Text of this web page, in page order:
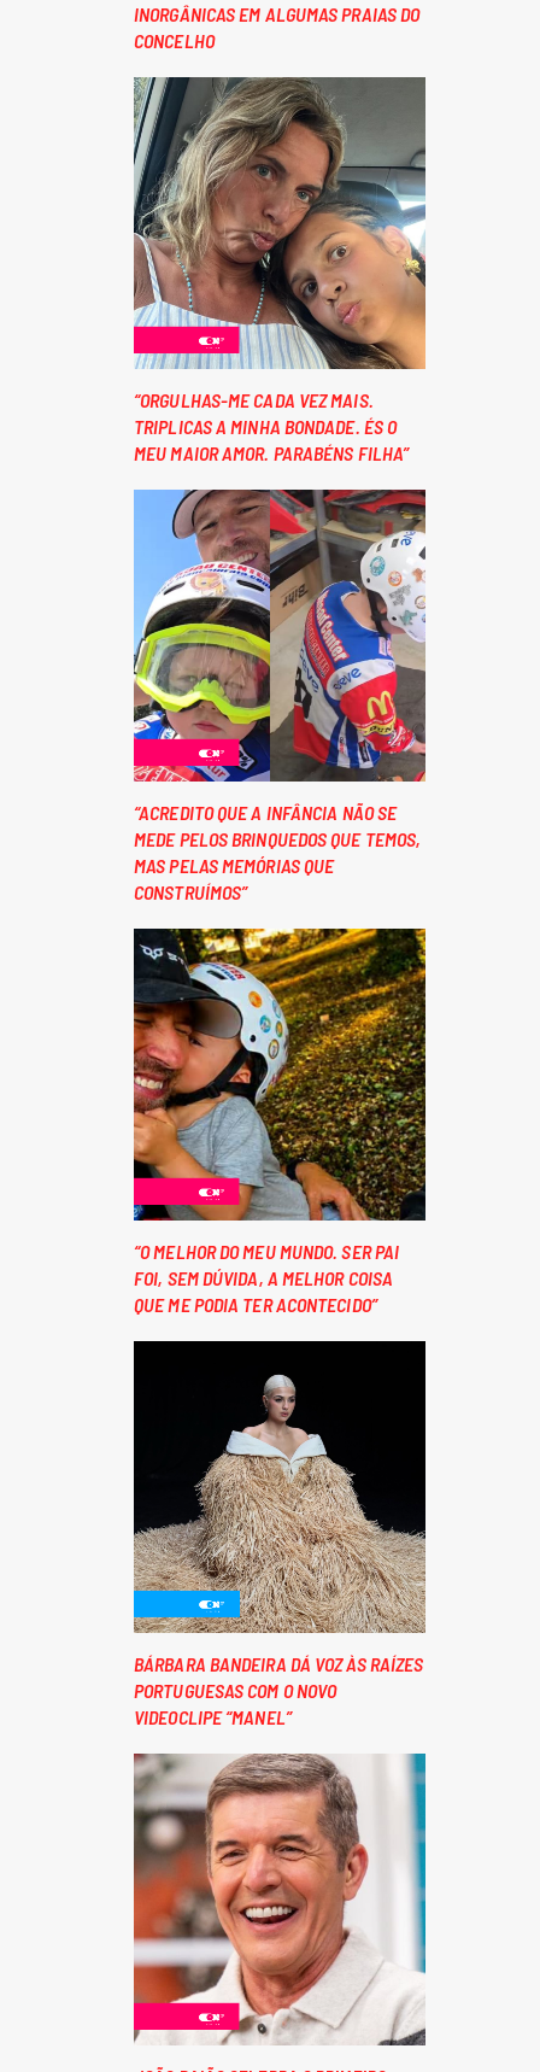
INORGÂNICAS EM ALGUMAS PRAIAS DO
CONCELHO
“ORGULHAS-ME CADA VEZ MAIS.
TRIPLICAS A MINHA BONDADE. ÉS O
MEU MAIOR AMOR. PARABÉNS FILHA”
“ACREDITO QUE A INFÂNCIA NÃO SE
MEDE PELOS BRINQUEDOS QUE TEMOS,
MAS PELAS MEMÓRIAS QUE
CONSTRUÍMOS”
“O MELHOR DO MEU MUNDO. SER PAI
FOI, SEM DÚVIDA, A MELHOR COISA
QUE ME PODIA TER ACONTECIDO”
BÁRBARA BANDEIRA DÁ VOZ ÀS RAÍZES
PORTUGUESAS COM O NOVO
VIDEOCLIPE “MANEL”